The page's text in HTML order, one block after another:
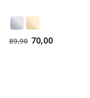
89,90 70,00